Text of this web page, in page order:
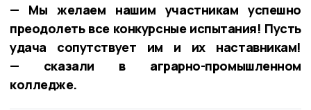
— Мы желаем нашим участникам успешно
преодолеть все конкурсные испытания! Пусть
удача сопутствует им и их наставникам!
— сказали в аграрно-промышленном
колледже.